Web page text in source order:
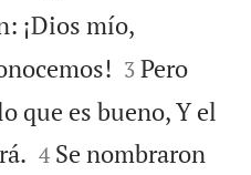
¡Dios mío,


3 Pero
que es bueno, Y el


4 Se nombraron